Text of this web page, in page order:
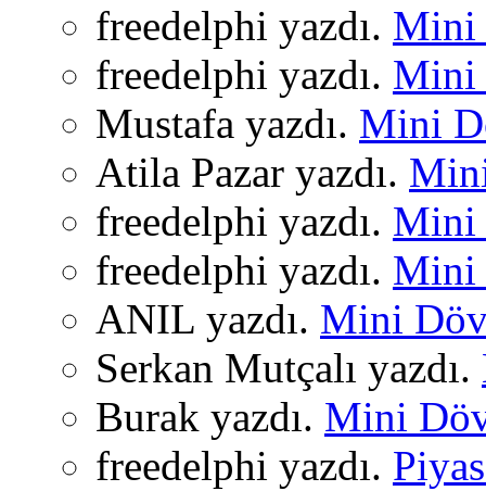
freedelphi yazdı. Mini
freedelphi yazdı. Mini
Mustafa yazdı. Mini
Atila Pazar yazdı.
freedelphi yazdı. Mini
freedelphi yazdı. Mini
ANIL yazdı. Mini
Serkan Mutçalı yazdı.
Burak yazdı. Mini
freedelphi yazdı.